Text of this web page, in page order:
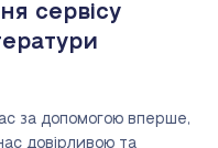
сервісу
за допомогою вперше,
довірливою та